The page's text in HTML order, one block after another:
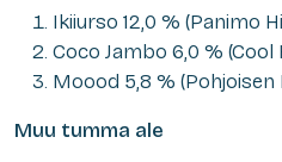
Ikiiurso 12,0 % (Panimo
Coco Jambo 6,0 % (Cool
Moood 5,8 %
Muu tumma ale